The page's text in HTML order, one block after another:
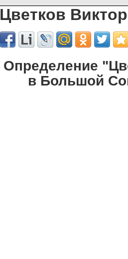
Цветков
Определение
в Большой